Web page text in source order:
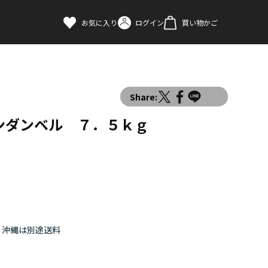
お気に入り ログイン 買い物かご
Share:
ダンベル ７．５ｋｇ
縄は別途送料